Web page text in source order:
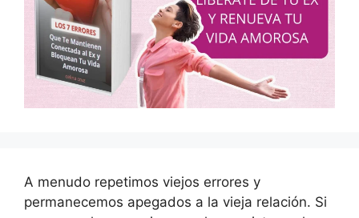
A menudo repetimos viejos errores y
permanecemos apegados a la vieja relación. Si